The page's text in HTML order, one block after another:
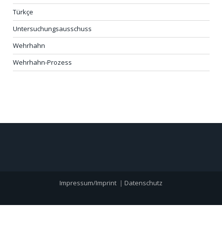
Türkçe
Untersuchungsausschuss
Wehrhahn
Wehrhahn-Prozess
Impressum/Imprint | Datenschutz